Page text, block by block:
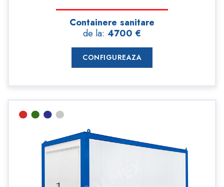
Containere sanitare
de la: 4700 €
CONFIGUREAZA